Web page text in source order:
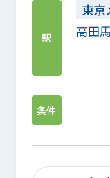
駅
東京
高田
条件